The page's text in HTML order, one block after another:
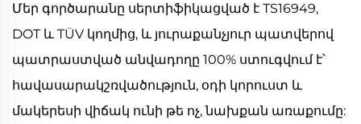
Մեր գործարանը սերտիֆիկացված է TS16949,
DOT և TÜV կողմից, և յուրաքանչյուր պատվերով
պատրաստված անվադողը 100% ստուգվում է՝
հավասարակշռվածություն, օդի կորուստ և
մակերեսի վիճակ ունի թե ոչ, նախքան առաքումը: